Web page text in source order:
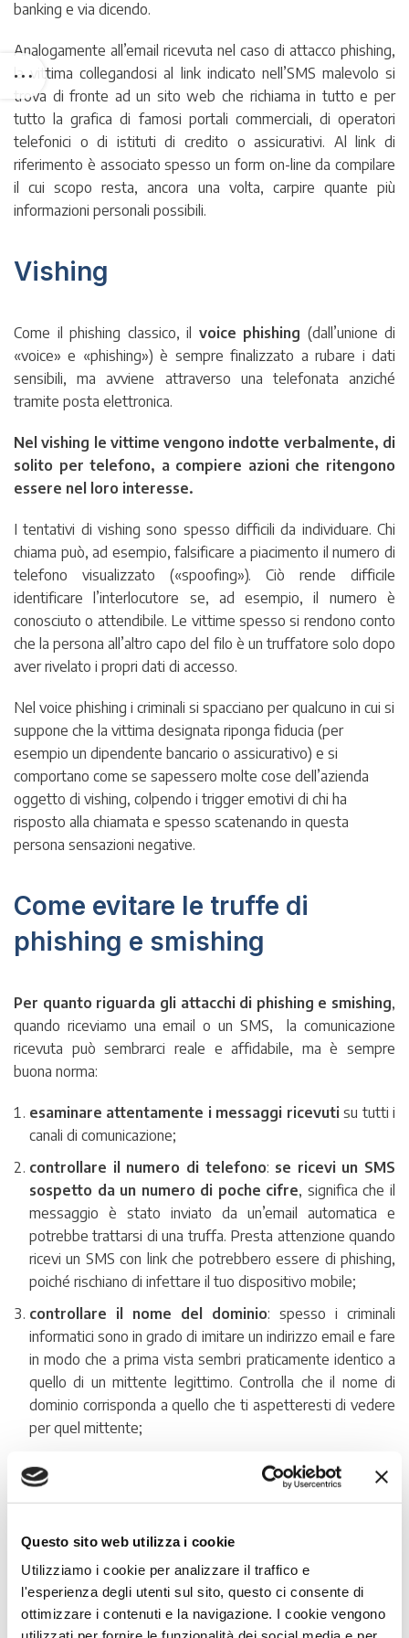
Questo sito web utilizza i cookie
Utilizziamo i cookie per analizzare il traffico e
l'esperienza degli utenti sul sito, questo ci consente di
ottimizzare i contenuti e la navigazione. I cookie vengono
banking e via dicendo.
Analogamente all’email ricevuta nel caso di attacco phishing,
la vittima collegandosi al link indicato nell’SMS malevolo si
trova di fronte ad un sito web che richiama in tutto e per
tutto la grafica di famosi portali commerciali, di operatori
telefonici o di istituti di credito o assicurativi. Al link di
riferimento è associato spesso un form on-line da compilare
il cui scopo resta, ancora una volta, carpire quante più
informazioni personali possibili.
Vishing
Come il phishing classico, il voice phishing (dall’unione di
«voice» e «phishing») è sempre finalizzato a rubare i dati
sensibili, ma avviene attraverso una telefonata anziché
tramite posta elettronica.
Nel vishing le vittime vengono indotte verbalmente, di
solito per telefono, a compiere azioni che ritengono
essere nel loro interesse.
I tentativi di vishing sono spesso difficili da individuare. Chi
chiama può, ad esempio, falsificare a piacimento il numero di
telefono visualizzato («spoofing»). Ciò rende difficile
identificare l’interlocutore se, ad esempio, il numero è
conosciuto o attendibile. Le vittime spesso si rendono conto
che la persona all’altro capo del filo è un truffatore solo dopo
aver rivelato i propri dati di accesso.
Nel voice phishing i criminali si spacciano per qualcuno in cui si
suppone che la vittima designata riponga fiducia (per
esempio un dipendente bancario o assicurativo) e si
comportano come se sapessero molte cose dell’azienda
oggetto di vishing, colpendo i trigger emotivi di chi ha
risposto alla chiamata e spesso scatenando in questa
persona sensazioni negative.
Come evitare le truffe di
phishing e smishing
Per quanto riguarda gli attacchi di phishing e smishing,
quando riceviamo una email o un SMS, la comunicazione
ricevuta può sembrarci reale e affidabile, ma è sempre
buona norma:
esaminare attentamente i messaggi ricevutisu tutti i
canali di comunicazione;
controllare il numero di telefono: se ricevi un SMS
sospetto da un numero di poche cifre, significa che il
messaggio è stato inviato da un’email automatica e
potrebbe trattarsi di una truffa. Presta attenzione quando
ricevi un SMS con link che potrebbero essere di phishing,
poiché rischiano di infettare il tuo dispositivo mobile;
controllare il nome del dominio: spesso i criminali
informatici sono in grado di imitare un indirizzo email e fare
in modo che a prima vista sembri praticamente identico a
quello di un mittente legittimo. Controlla che il nome di
dominio corrisponda a quello che ti aspetteresti di vedere
per quel mittente;
ipotizziamo che il mittente della comunicazione sembri
essere l’istituto bancario della tua azienda. Anziché
invece di copiarlo e incollarlo in una nuova finestra di
navigazione,usa Google digitando l’indirizzo web
della banca, già noto, senza URL ombrosi;
verificare
che il sito in cui inserisci i dati li trasmetta con